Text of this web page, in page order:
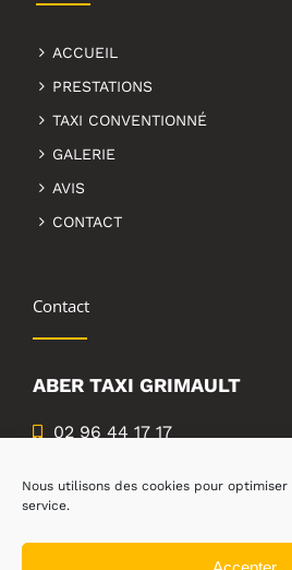
Nous utilisons des cookies pour
service.
ACCUEIL
PRESTATIONS
TAXI CONVENTIONNÉ
GALERIE
AVIS
CONTACT
Contact
ABER TAXI GRIMAULT
02 96 44 17 17
9 rue des martyrs de la gestapo,